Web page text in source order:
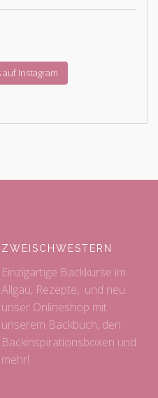
auf Instagram
ZWEISCHWESTERN
Einzigartige Backkurse im
Allgäu, Rezepte, und neu:
unser Onlineshop mit
unserem Backbuch, den
Backinspirationsboxen und
mehr!